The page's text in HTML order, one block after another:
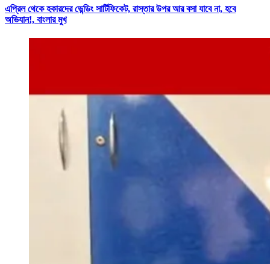
এপ্রিল থেকে হকারদের ভেন্ডিং সার্টিফিকেট, রাস্তার উপর আর বসা যাবে না, হবে
অভিযান!, বাংলার মুখ